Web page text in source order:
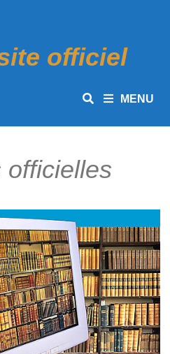
officiel
MENU
officielles